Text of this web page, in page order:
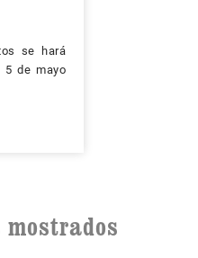
se hará
5 de mayo